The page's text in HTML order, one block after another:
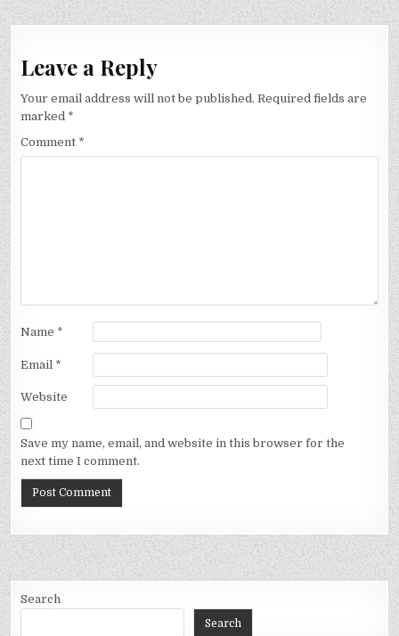
Leave a Reply
Your email address will not be published. Required fields are
marked *
Comment *
Name *
Email *
Website
Save my name, email, and website in this browser for the
next time I comment.
Search
Search